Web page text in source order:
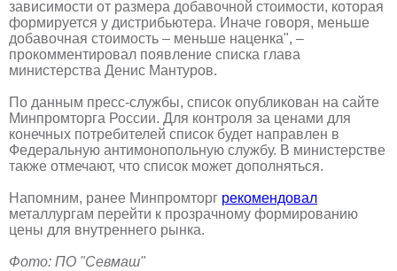
зависимости от размера добавочной стоимости, которая
формируется у дистрибьютера. Иначе говоря, меньше
добавочная стоимость – меньше наценка", –
прокомментировал появление списка глава
министерства Денис Мантуров.
По данным пресс-службы, список опубликован на сайте
Минпромторга России. Для контроля за ценами для
конечных потребителей список будет направлен в
Федеральную антимонопольную службу. В министерстве
также отмечают, что список может дополняться.
Напомним, ранее Минпромторг рекомендовал
металлургам перейти к прозрачному формированию
цены для внутреннего рынка.
Фото: ПО "Севмаш"